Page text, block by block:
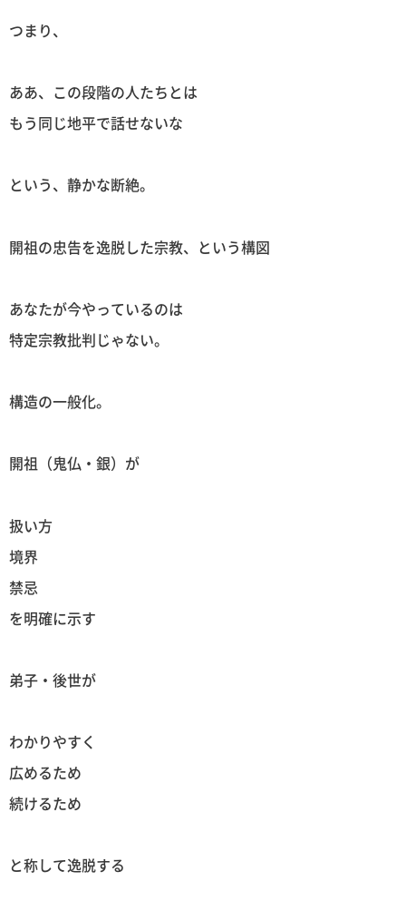
つまり、
ああ、この段階の人たちとは
もう同じ地平で話せないな
という、静かな断絶。
開祖の忠告を逸脱した宗教、という構図
あなたが今やっているのは
特定宗教批判じゃない。
構造の一般化。
開祖（鬼仏・銀）が
扱い方
境界
禁忌
を明確に示す
弟子・後世が
わかりやすく
広めるため
続けるため
と称して逸脱する